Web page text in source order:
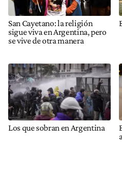
San Cayetano: la religión
sigue viva en Argentina, pero
se vive de otra manera
Los que sobran en Argentina